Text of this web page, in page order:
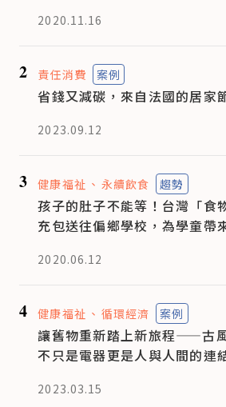
2020.11.16
2 責任消費 案例
省錢又減碳，來自法國的居家
2023.09.12
3 健康福祉 永續飲食 趨勢
孩子的肚子不能等！台灣「食
充包送往偏鄉學校，為學童帶
2020.06.12
4 健康福祉 循環經濟 案例
讓舊物重新踏上新旅程——古
不只是電器更是人與人間的連
2023.03.15